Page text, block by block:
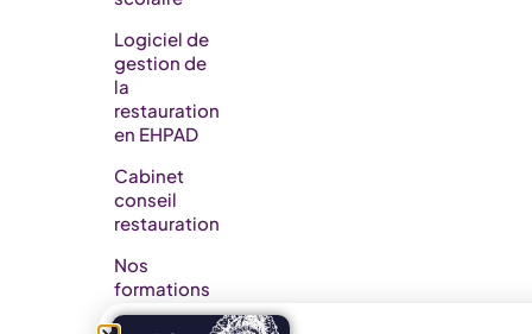
Logiciel de
gestion de
la
restauration
en EHPAD​
Cabinet
conseil
restauration
Nos
formations